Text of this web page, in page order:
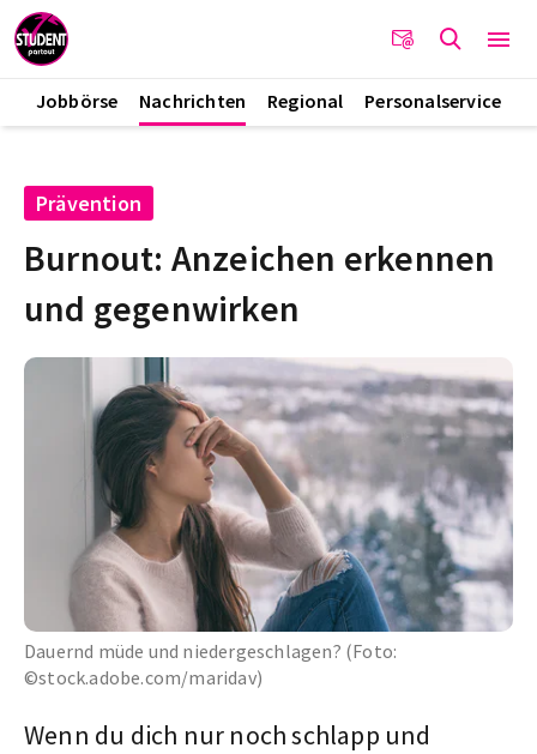
Jobbörse Nachrichten Regional Personalservice
Prävention
Burnout: Anzeichen erkennen
und gegenwirken
Dauernd müde und niedergeschlagen? (Foto:
©stock.adobe.com/maridav)
Wenn du dich nur noch schlapp und